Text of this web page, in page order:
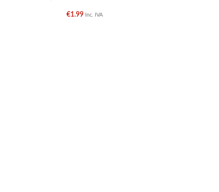
€1.99 Inc. IVA